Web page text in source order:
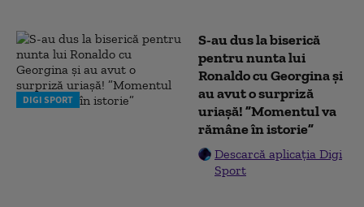
DIGI SPORT
S-au dus la biserică
pentru nunta lui
Ronaldo cu Georgina și
au avut o surpriză
uriașă! ”Momentul va
rămâne în istorie”
Descarcă aplicația Digi
Sport